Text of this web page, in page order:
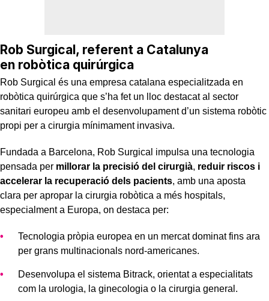
Rob Surgical, referent a Catalunya
en robòtica quirúrgica
Rob Surgical és una empresa catalana especialitzada en
robòtica quirúrgica que s’ha fet un lloc destacat al sector
sanitari europeu amb el desenvolupament d’un sistema robòtic
propi per a cirurgia mínimament invasiva.
Fundada a Barcelona, Rob Surgical impulsa una tecnologia
pensada per millorar la precisió del cirurgià, reduir riscos i
accelerar la recuperació dels pacients, amb una aposta
clara per apropar la cirurgia robòtica a més hospitals,
especialment a Europa, on destaca per:
Tecnologia pròpia europea en un mercat dominat fins ara
per grans multinacionals nord-americanes.
Desenvolupa el sistema Bitrack, orientat a especialitats
com la urologia, la ginecologia o la cirurgia general.